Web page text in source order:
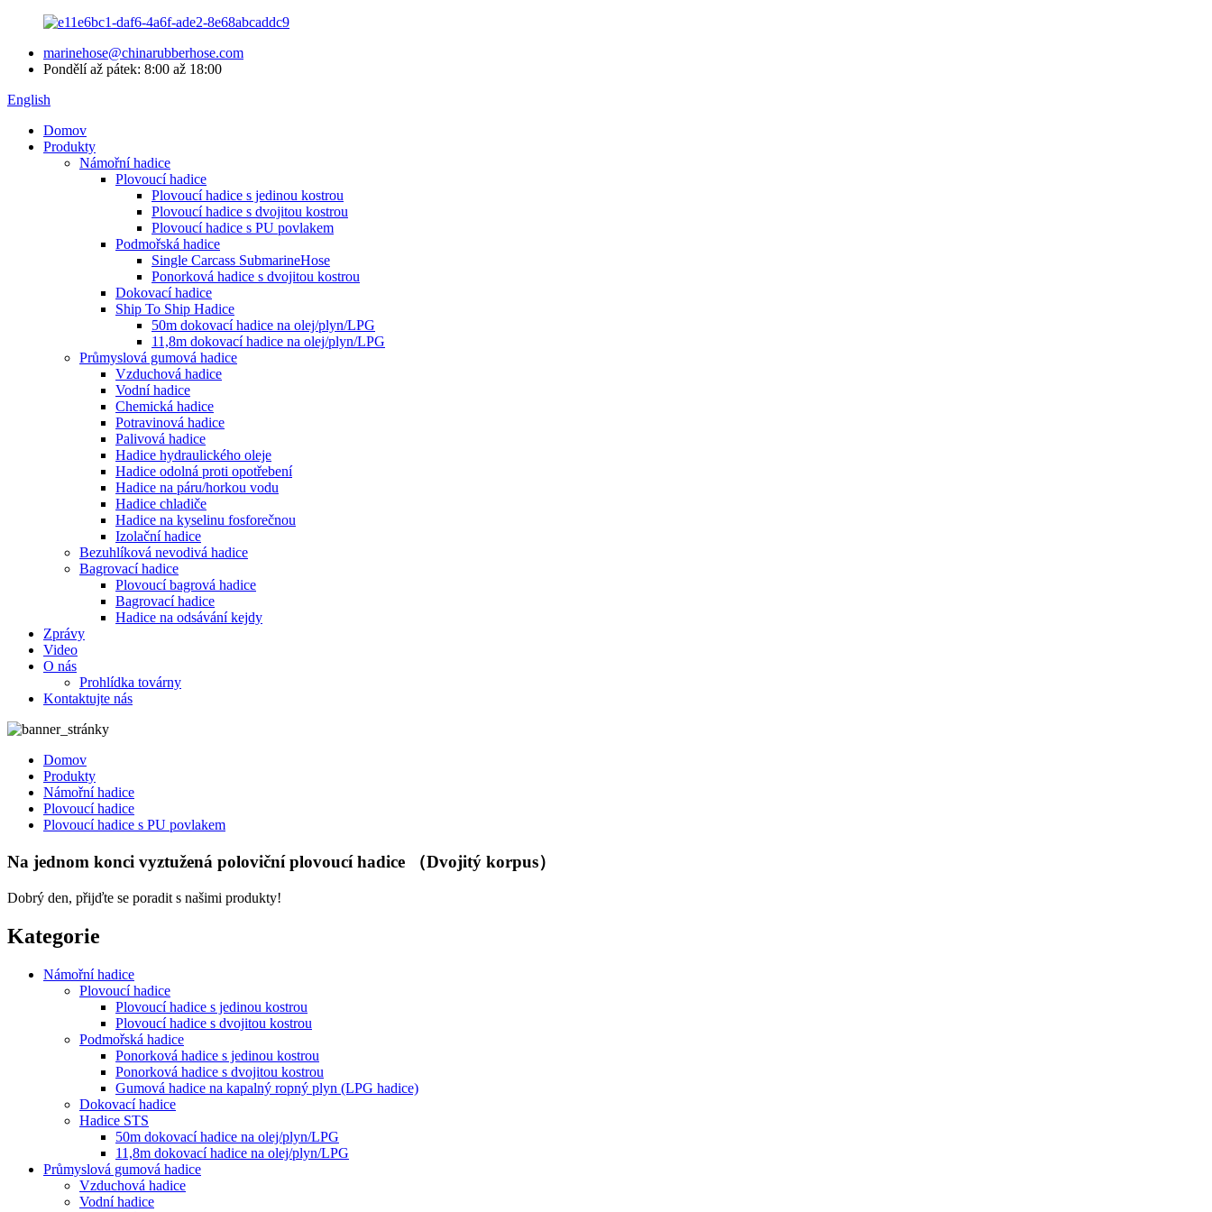
marinehose@chinarubberhose.com
Pondělí až pátek: 8:00 až 18:00
English
Domov
Produkty
Námořní hadice
Plovoucí hadice
Plovoucí hadice s jedinou kostrou
Plovoucí hadice s dvojitou kostrou
Plovoucí hadice s PU povlakem
Podmořská hadice
Single Carcass SubmarineHose
Ponorková hadice s dvojitou kostrou
Dokovací hadice
Ship To Ship Hadice
50m dokovací hadice na olej/plyn/LPG
11,8m dokovací hadice na olej/plyn/LPG
Průmyslová gumová hadice
Vzduchová hadice
Vodní hadice
Chemická hadice
Potravinová hadice
Palivová hadice
Hadice hydraulického oleje
Hadice odolná proti opotřebení
Hadice na páru/horkou vodu
Hadice chladiče
Hadice na kyselinu fosforečnou
Izolační hadice
Bezuhlíková nevodivá hadice
Bagrovací hadice
Plovoucí bagrová hadice
Bagrovací hadice
Hadice na odsávání kejdy
Zprávy
Video
O nás
Prohlídka továrny
Kontaktujte nás
Domov
Produkty
Námořní hadice
Plovoucí hadice
Plovoucí hadice s PU povlakem
Na jednom konci vyztužená poloviční plovoucí hadice （Dvojitý korpus）
Dobrý den, přijďte se poradit s našimi produkty!
Kategorie
Námořní hadice
Plovoucí hadice
Plovoucí hadice s jedinou kostrou
Plovoucí hadice s dvojitou kostrou
Podmořská hadice
Ponorková hadice s jedinou kostrou
Ponorková hadice s dvojitou kostrou
Gumová hadice na kapalný ropný plyn (LPG hadice)
Dokovací hadice
Hadice STS
50m dokovací hadice na olej/plyn/LPG
11,8m dokovací hadice na olej/plyn/LPG
Průmyslová gumová hadice
Vzduchová hadice
Vodní hadice